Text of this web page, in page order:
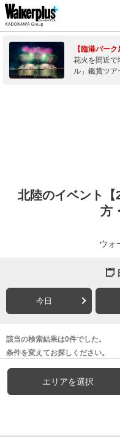
【臨港パー
花火を間近で
ル」鑑賞ツア
北陸のイベント
方
ウォ
今日
該当の検索結果は0件でした。
条件を変えてお探しください。
エリアを選択